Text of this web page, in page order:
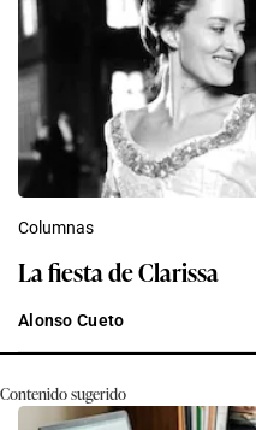
Columnas
La fiesta de Clarissa
Alonso Cueto
Contenido sugerido